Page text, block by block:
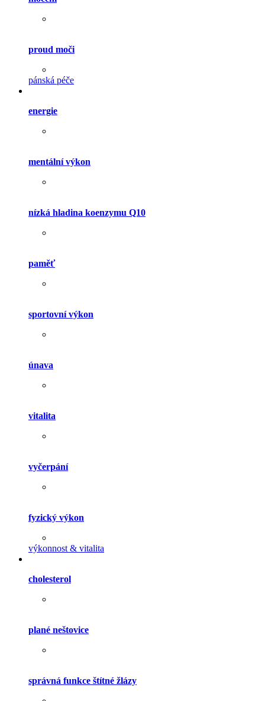
proud moči
pánská péče
energie
mentální výkon
nízká hladina koenzymu Q10
paměť
sportovní výkon
únava
vitalita
vyčerpání
fyzický výkon
výkonnost & vitalita
cholesterol
plané neštovice
správná funkce štítné žlázy